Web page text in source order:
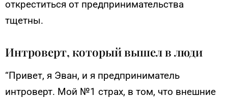
откреститься от предпринимательства
тщетны.
Интроверт, который вышел в люди
“Привет, я Эван, и я предприниматель
интроверт. Мой №1 страх, в том, что внешние